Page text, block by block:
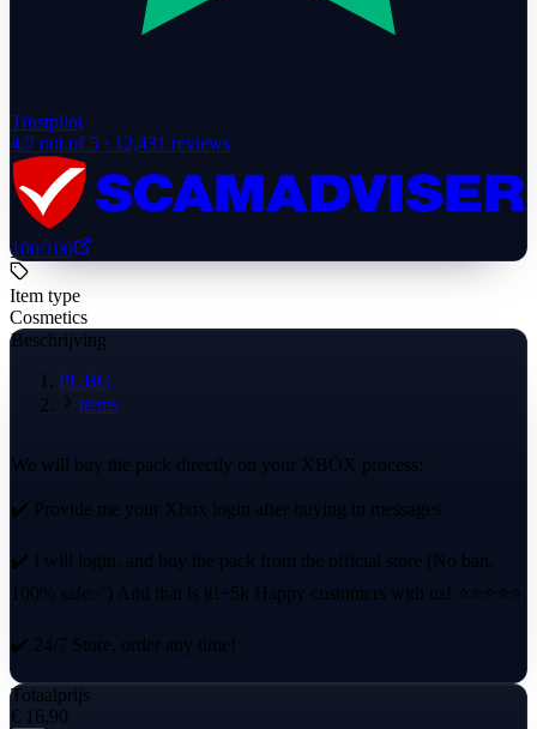
Trustpilot
4.7 out of 5 · 12,431 reviews
100/100
Item type
Cosmetics
Beschrijving
PUBG
Items
We will buy the pack directly on your XBOX process:
✔️ Provide me your Xbox login after buying in messages
✔️ I will login, and buy the pack from the official store (No ban,
100% safe✅) And that is it!+5k Happy customers with us! ⭐⭐⭐⭐⭐
✔️ 24/7 Store, order any time!
Totaalprijs
€ 16,90